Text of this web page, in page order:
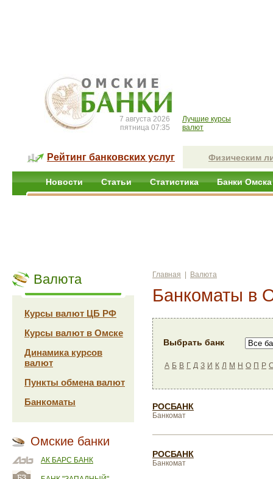
7 августа 2026
пятница 07:35
Лучшие курсы
валют
Рейтинг банковских услуг Физическим
Новости Статьи Статистика Банки Омска
Валюта
Курсы валют ЦБ РФ
Курсы валют в Омске
Динамика курсов
валют
Пункты обмена валют
Банкоматы
Омские банки
АК БАРС БАНК
Главная Валюта
Банкоматы в
Выбрать банк
А Б В Г Д З И К Л М Н О П Р
РОСБАНК
Банкомат
РОСБАНК
Банкомат